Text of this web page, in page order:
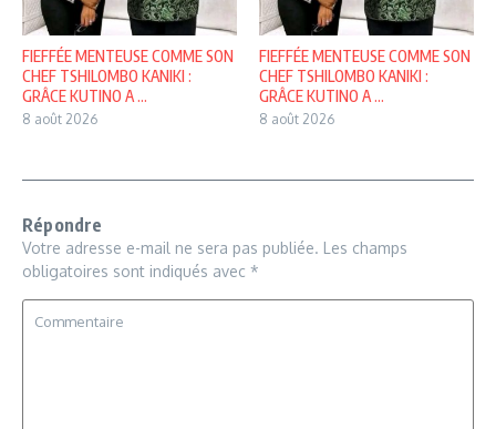
FIEFFÉE MENTEUSE COMME SON
CHEF TSHILOMBO KANIKI :
GRÂCE KUTINO A ...
8 août 2026
FIEFFÉE MENTEUSE COMME SON
CHEF TSHILOMBO KANIKI :
GRÂCE KUTINO A ...
8 août 2026
Répondre
Votre adresse e-mail ne sera pas publiée. Les champs
obligatoires sont indiqués avec *